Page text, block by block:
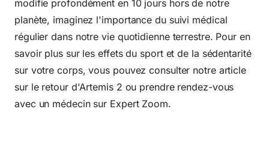
modifie profondément en 10 jours hors de notre
planète, imaginez l'importance du suivi médical
régulier dans notre vie quotidienne terrestre. Pour en
savoir plus sur les effets du sport et de la sédentarité
sur votre corps, vous pouvez consulter notre article
sur le retour d'Artemis 2 ou prendre rendez-vous
avec un médecin sur Expert Zoom.